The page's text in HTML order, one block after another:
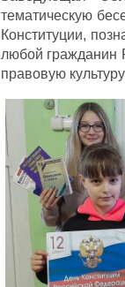
тематическую
Конституции,
любой гражданин
правовую